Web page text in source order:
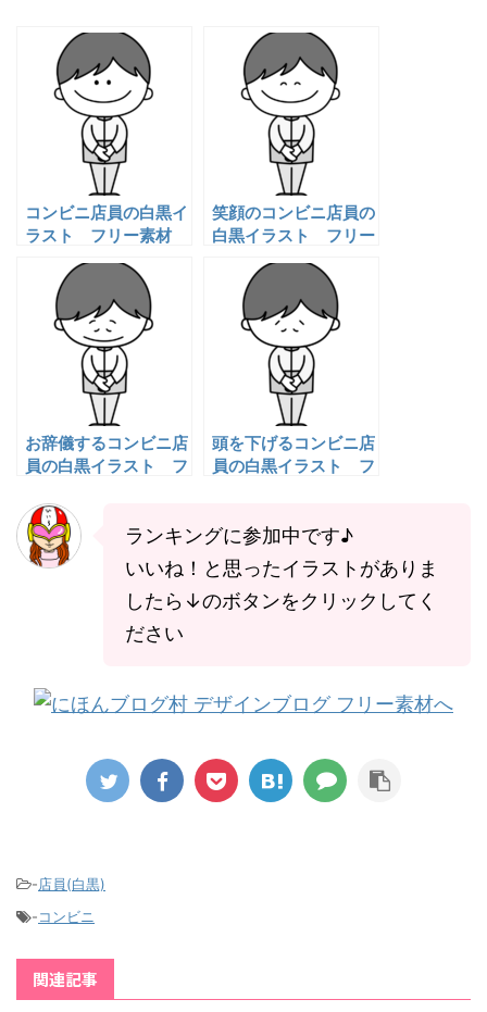
コンビニ店員の白黒イ
ラスト フリー素材
笑顔のコンビニ店員の
白黒イラスト フリー
お辞儀するコンビニ店
員の白黒イラスト フ
頭を下げるコンビニ店
員の白黒イラスト フ
ランキングに参加中です♪
いいね！と思ったイラストがありま
したら↓のボタンをクリックしてく
ださい
-店員(白黒)
-コンビニ
関連記事